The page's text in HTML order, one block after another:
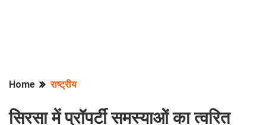
Home राष्ट्रीय
सिरसा में प्रॉपर्टी समस्याओं का त्वरित